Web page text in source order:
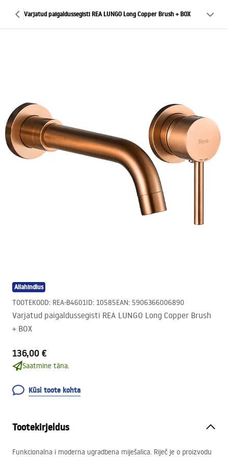
Varjatud paigaldussegisti REA LUNGO Long Copper Brush + BOX
Allahindlus
TOOTEKOOD: REA-B4601ID: 10585EAN: 5906366006890
Varjatud paigaldussegisti REA LUNGO Long Copper Brush
+ BOX
136,00 €
Saatmine täna.
Küsi toote kohta
Tootekirjeldus
Funkcionalna i moderna ugradbena miješalica. Riječ je o proizvodu